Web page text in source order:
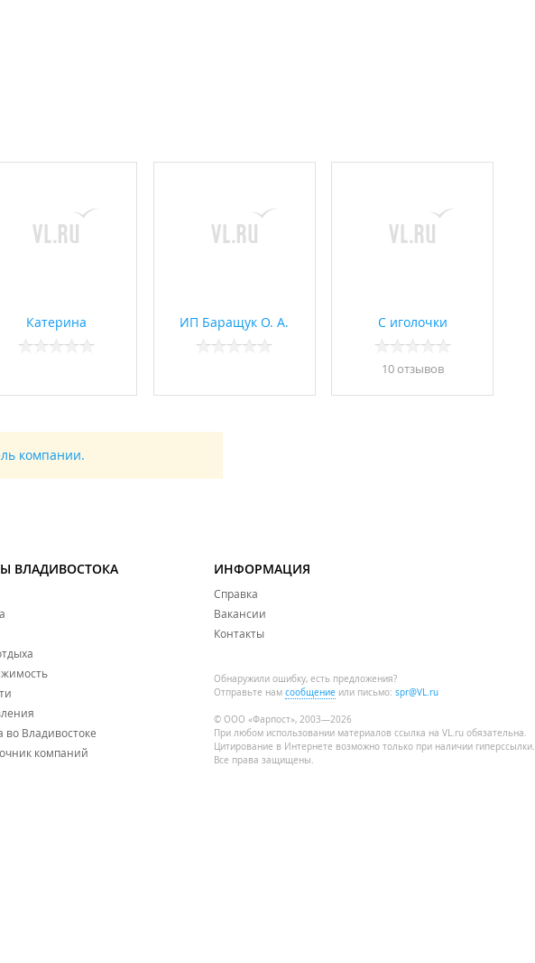
Катерина ИП Баращук О. А. С иголочки
10 отзывов
компании.
ВЛАДИВОСТОКА
во Владивостоке
компаний
ИНФОРМАЦИЯ
Справка
Вакансии
Контакты
Обнаружили ошибку, есть предложения?
Отправьте нам сообщение или письмо: spr@VL.ru
© ООО «Фарпост», 2003—2026
При любом использовании материалов ссылка на VL.ru обязательна.
Цитирование в Интернете возможно только при наличии гиперссылки.
Все права защищены.